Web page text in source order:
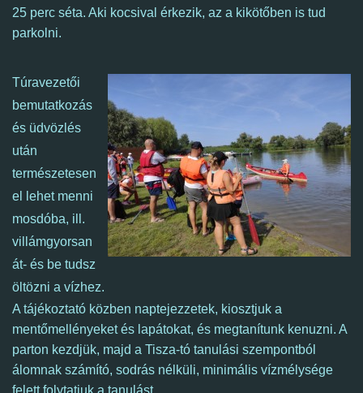
25 perc séta. Aki kocsival érkezik, az a kikötőben is tud
parkolni.
Túravezetői
bemutatkozás
és üdvözlés
után
természetesen
el lehet menni
mosdóba, ill.
villámgyorsan
át- és be tudsz
öltözni a vízhez.
A tájékoztató közben naptejezzetek, kiosztjuk a
mentőmellényeket és lapátokat, és megtanítunk kenuzni. A
parton kezdjük, majd a Tisza-tó tanulási szempontból
álomnak számító, sodrás nélküli, minimális vízmélysége
felett folytatjuk a tanulást.